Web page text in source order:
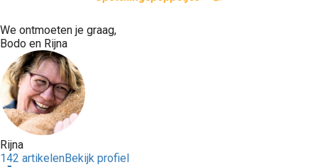
We ontmoeten je graag,
Bodo en Rijna
Rijna
142 artikelenBekijk profiel